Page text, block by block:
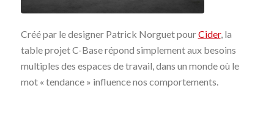
Créé par le designer Patrick Norguet pourCider, la
table projet C-Base répond simplement aux besoins
multiples des espaces de travail, dans un monde où le
mot « tendance » influence nos comportements.